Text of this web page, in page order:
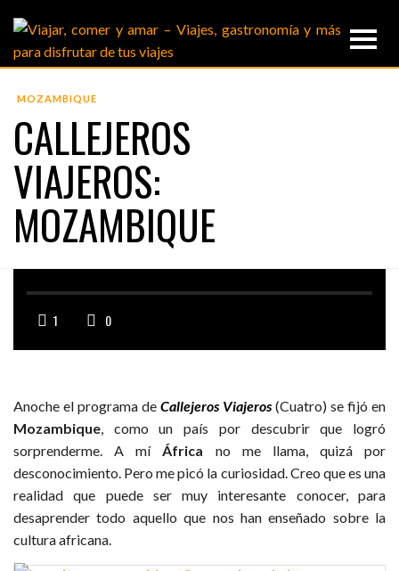
MOZAMBIQUE
CALLEJEROS
VIAJEROS:
MOZAMBIQUE
1 0
Anoche el programa de Callejeros Viajeros (Cuatro) se fijó en
Mozambique, como un país por descubrir que logró
sorprenderme. A míÁfrica no me llama, quizá por
desconocimiento. Pero me picó la curiosidad. Creo que es una
realidad que puede ser muy interesante conocer, para
desaprender todo aquello que nos han enseñado sobre la
cultura africana.